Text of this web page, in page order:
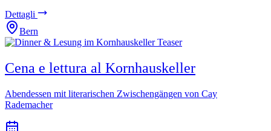
Dettagli
Bern
Cena e lettura al Kornhauskeller
Abendessen mit literarischen Zwischengängen von Cay
Rademacher